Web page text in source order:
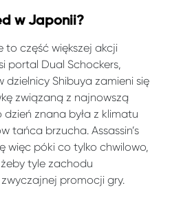
w Japonii?
to część większej akcji
portal Dual Schockers,
dzielnicy Shibuya zamieni się
związaną z najnowszą
znana była z klimatu
tańca brzucha. Assassin’s
więc póki co tylko chwilowo,
tyle zachodu
promocji gry.